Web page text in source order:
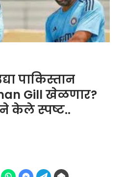
पाकिस्तान
Gill खेळणार?
केले स्पष्ट..